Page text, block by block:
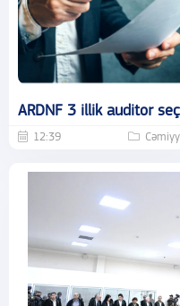
ARDNF 3 illik auditor
12:39